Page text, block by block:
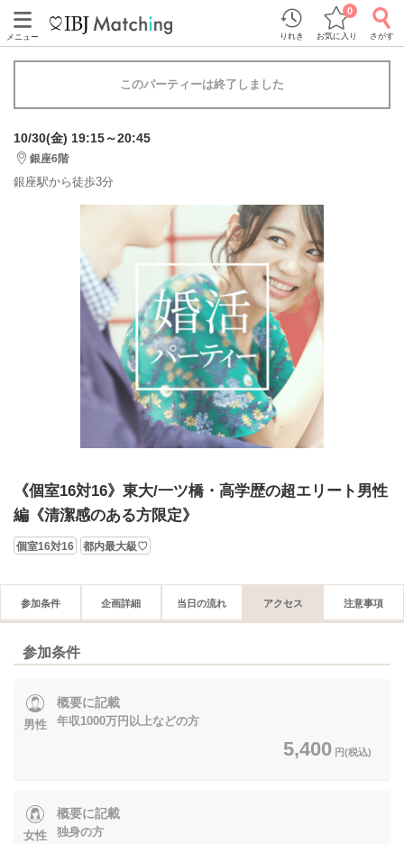
メニュー りれき お気に入り
0
さがす
このパーティーは終了しました
10/30(金) 19:15～20:45
銀座6階
銀座駅から徒歩3分
《個室16対16》東大/一ツ橋・高学歴の超エリート男性
編《清潔感のある方限定》
個室16対16 都内最大級♡
参加条件 企画詳細 当日の流れ アクセス 注意事項
参加条件
男性
概要に記載
年収1000万円以上などの方
5,400 円(税込)
女性
概要に記載
独身の方